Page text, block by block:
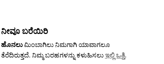
ನೀವೂ ಬರೆಯಿರಿ
ಹೊನಲುಮಿಂಬಾಗಿಲು ನಿಮಗಾಗಿ ಯಾವಾಗಲೂ
ತೆರೆದಿರುತ್ತದೆ. ನಿಮ್ಮ ಬರಹಗಳನ್ನು ಕಳುಹಿಸಲುಇಲ್ಲಿ ಒತ್ತಿ.